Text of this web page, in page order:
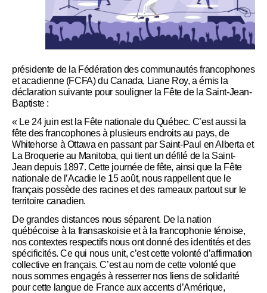
présidente de la Fédération des communautés francophones
et acadienne (FCFA) du Canada, Liane Roy, a émis la
déclaration suivante pour souligner la Fête de la Saint-Jean-
Baptiste :
« Le 24 juin est la Fête nationale du Québec. C’est aussi la
fête des francophones à plusieurs endroits au pays, de
Whitehorse à Ottawa en passant par Saint-Paul en Alberta et
La Broquerie au Manitoba, qui tient un défilé de la Saint-
Jean depuis 1897. Cette journée de fête, ainsi que la Fête
nationale de l’Acadie le 15 août, nous rappellent que le
français possède des racines et des rameaux partout sur le
territoire canadien.
De grandes distances nous séparent. De la nation
québécoise à la fransaskoisie et à la francophonie ténoise,
nos contextes respectifs nous ont donné des identités et des
spécificités. Ce qui nous unit, c’est cette volonté d’affirmation
collective en français. C’est au nom de cette volonté que
nous sommes engagés à resserrer nos liens de solidarité
pour cette langue de France aux accents d’Amérique,